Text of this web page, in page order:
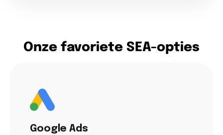
Onze favoriete SEA-opties
Google Ads